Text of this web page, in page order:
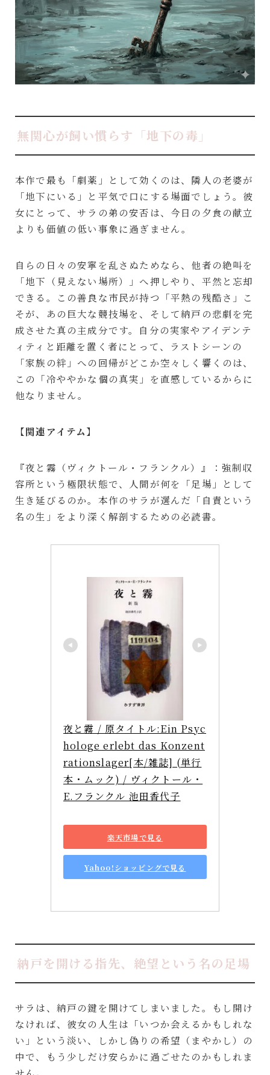
無関心が飼い慣らす「地下の毒」
本作で最も「劇薬」として効くのは、隣人の老婆が
「地下にいる」と平気で口にする場面でしょう。彼
女にとって、サラの弟の安否は、今日の夕食の献立
よりも価値の低い事象に過ぎません。
自らの日々の安寧を乱さぬためなら、他者の絶叫を
「地下（見えない場所）」へ押しやり、平然と忘却
できる。この善良な市民が持つ「平熱の残酷さ」こ
そが、あの巨大な競技場を、そして納戸の悲劇を完
成させた真の主成分です。自分の実家やアイデンテ
ィティと距離を置く者にとって、ラストシーンの
「家族の絆」への回帰がどこか空々しく響くのは、
この「冷ややかな個の真実」を直感しているからに
他なりません。
【関連アイテム】
『夜と霧（ヴィクトール・フランクル）』：強制収
容所という極限状態で、人間が何を「足場」として
生き延びるのか。本作のサラが選んだ「自責という
名の生」をより深く解剖するための必読書。
夜と霧 / 原タイトル:Ein Psyc
hologe erlebt das Konzent
rationslager[本/雑誌] (単行
本・ムック) / ヴィクトール・
E.フランクル 池田香代子
楽天市場で見る
Yahoo!ショッピングで見る
納戸を開ける指先、絶望という名の足場
サラは、納戸の鍵を開けてしまいました。もし開け
なければ、彼女の人生は「いつか会えるかもしれな
い」という淡い、しかし偽りの希望（まやかし）の
中で、もう少しだけ安らかに過ごせたのかもしれま